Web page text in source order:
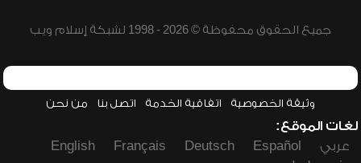
جميع الحقوق محفوظة © 2026 - 1998 لشبكة إسلام ويب
وثيقة الخصوصية اتفاقية الخدمة اتصل بنا من نحن
لغات الموقع:
عربي
Español
Deutsch
Français
English